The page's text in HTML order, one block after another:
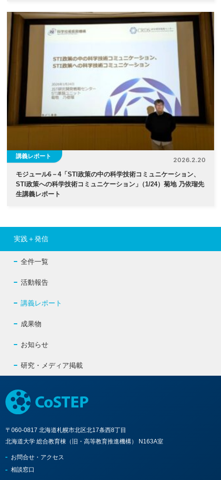
講義レポート
2026.2.20
モジュール6－4「STI政策の中の科学技術コミュニケーション、
STI政策への科学技術コミュニケーション」 （1/24）菊地 乃依瑠先
生講義レポート
実践＋発信
全件一覧
活動報告
講義レポート
成果物
お知らせ
研究・メディア掲載
〒060-0817 北海道札幌市北区北17条西8丁目
北海道大学 総合教育棟（旧・高等教育推進機構） N163A室
お問合せ・アクセス
相談窓口